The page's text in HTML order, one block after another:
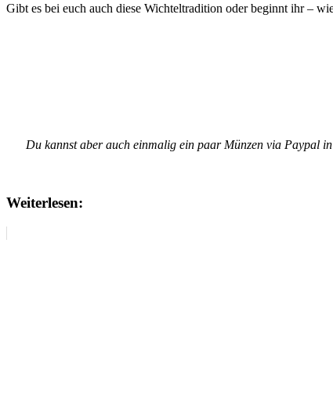
Gibt es bei euch auch diese Wichteltradition oder beginnt ihr –
Du kannst aber auch einmalig ein paar Münzen via Paypal
Weiterlesen: